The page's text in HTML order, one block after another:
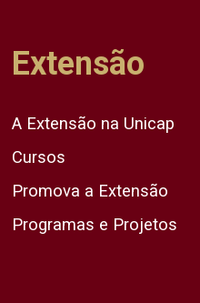
Extensão
A Extensão na Unicap
Cursos
Promova a Extensão
Programas e Projetos